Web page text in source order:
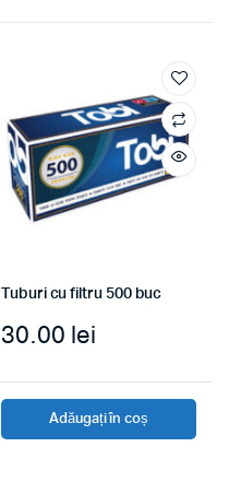
Tuburi cu filtru 500 buc
30.00 lei
Adăugați în coș